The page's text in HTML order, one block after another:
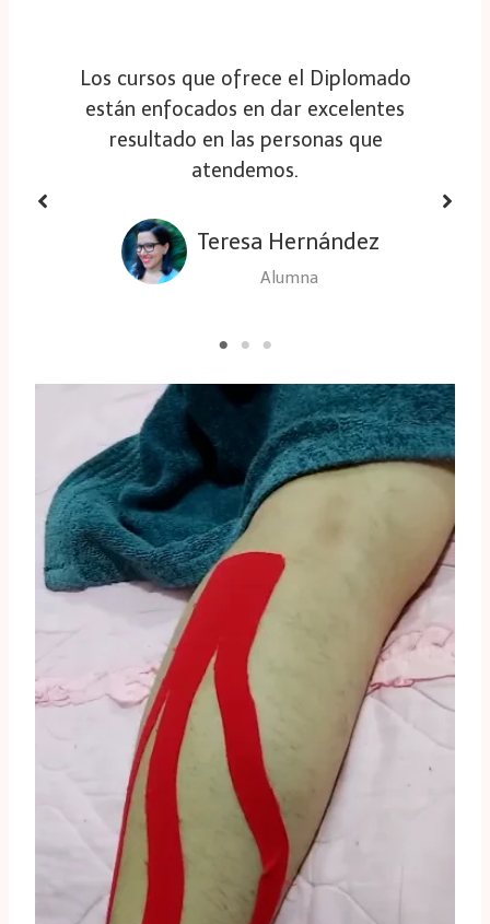
Los cursos que ofrece el Diplomado
están enfocados en dar excelentes
resultado en las personas que
atendemos.
Teresa Hernández
Alumna